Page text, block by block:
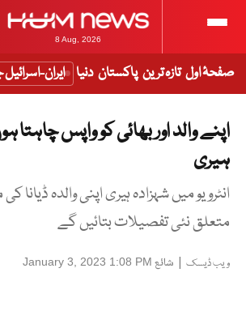
8 Aug, 2026
صفحۂ اول تازہ ترین پاکستان دنیا ایران-
اپنے والد اور بھائی کو واپس چاہتا
ہیری
انٹرویو میں شہزادہ ہیری اپنی والدہ
متعلق نئی تفصیلات بتائیں گے
ویب ڈیسک | شائع January 3, 2023 1:08 PM